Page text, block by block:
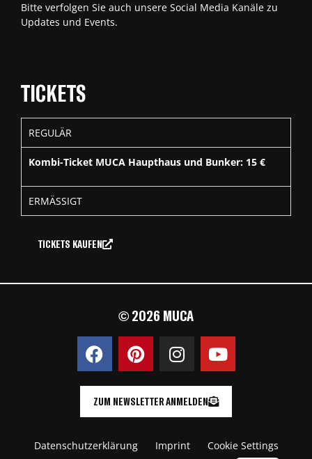
Bitte verfolgen Sie auch unsere Social Media Kanäle zu
Updates und Events.
TICKETS
REGULÄR
Kombi-Ticket MUCA Haupthaus und Bunker: 15 €
ERMÄSSIGT
TICKETS KAUFEN
© 2026 MUCA
ZUM NEWSLETTER ANMELDEN
Datenschutzerklärung Imprint Cookie Settings